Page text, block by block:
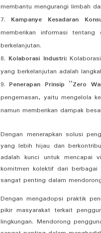
membantu mengurangi limbah
Kampanye Kesadaran
memberikan informasi
berkelanjutan.
Kolaborasi Industri:
yang berkelanjutan adalah
Penerapan Prinsip “Zero
pengemasan, yaitu mengelola
namun memberikan dampak
Dengan menerapkan solusi
yang lebih hijau dan
adalah kunci untuk mencapai
komitmen kolektif dari berbagai
sangat penting dalam
Dengan mengadopsi praktik
pikir masyarakat terkait
lingkungan. Mendorong